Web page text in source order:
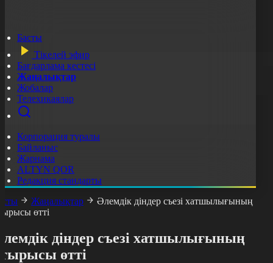
Басты
Тікелей эфир
Бағдарлама кестесі
Жаңалықтар
Жобалар
Телехикаялар
Корпорация туралы
Байланыс
Жарнама
ALTYN QOR
Редакция стандарты
Жаңалықтар
Әлемдік діндер съезі хатшылығының
өтті
діндер съезі хатшылығының
өтті